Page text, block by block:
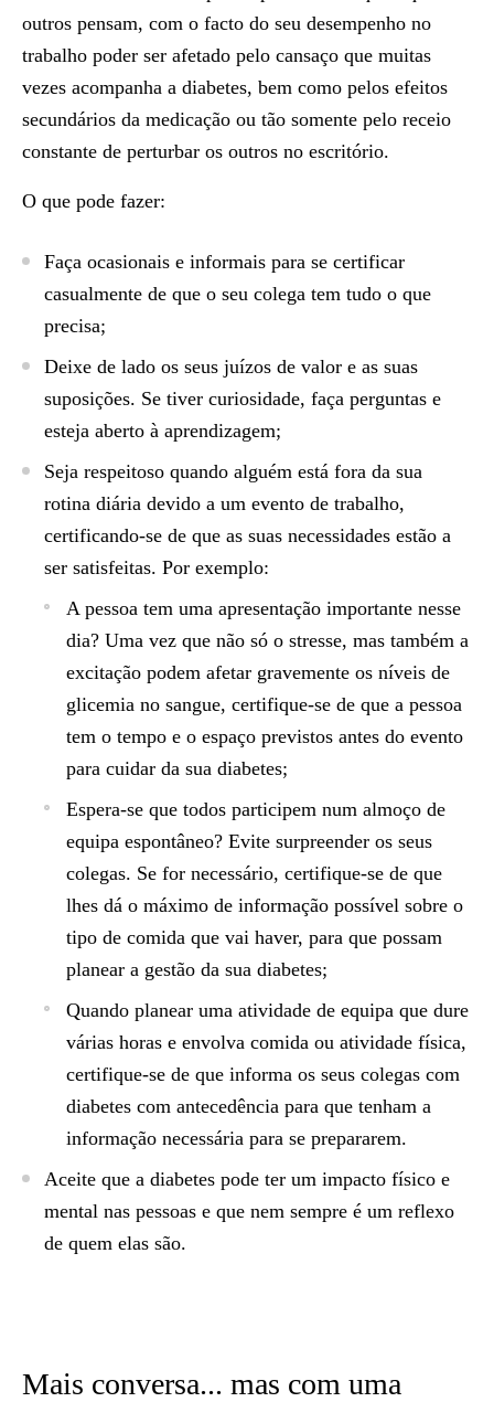
outros pensam, com o facto do seu desempenho no
trabalho poder ser afetado pelo cansaço que muitas
vezes acompanha a diabetes, bem como pelos efeitos
secundários da medicação ou tão somente pelo receio
constante de perturbar os outros no escritório.
O que pode fazer:
Faça ocasionais e informais para se certificar
casualmente de que o seu colega tem tudo o que
precisa;
Deixe de lado os seus juízos de valor e as suas
suposições. Se tiver curiosidade, faça perguntas e
esteja aberto à aprendizagem;
Seja respeitoso quando alguém está fora da sua
rotina diária devido a um evento de trabalho,
certificando-se de que as suas necessidades estão a
ser satisfeitas. Por exemplo:
A pessoa tem uma apresentação importante nesse
dia? Uma vez que não só o stresse, mas também a
excitação podem afetar gravemente os níveis de
glicemia no sangue, certifique-se de que a pessoa
tem o tempo e o espaço previstos antes do evento
para cuidar da sua diabetes;
Espera-se que todos participem num almoço de
equipa espontâneo? Evite surpreender os seus
colegas. Se for necessário, certifique-se de que
lhes dá o máximo de informação possível sobre o
tipo de comida que vai haver, para que possam
planear a gestão da sua diabetes;
Quando planear uma atividade de equipa que dure
várias horas e envolva comida ou atividade física,
certifique-se de que informa os seus colegas com
diabetes com antecedência para que tenham a
informação necessária para se prepararem.
Aceite que a diabetes pode ter um impacto físico e
mental nas pessoas e que nem sempre é um reflexo
de quem elas são.
Mais conversa... mas com uma